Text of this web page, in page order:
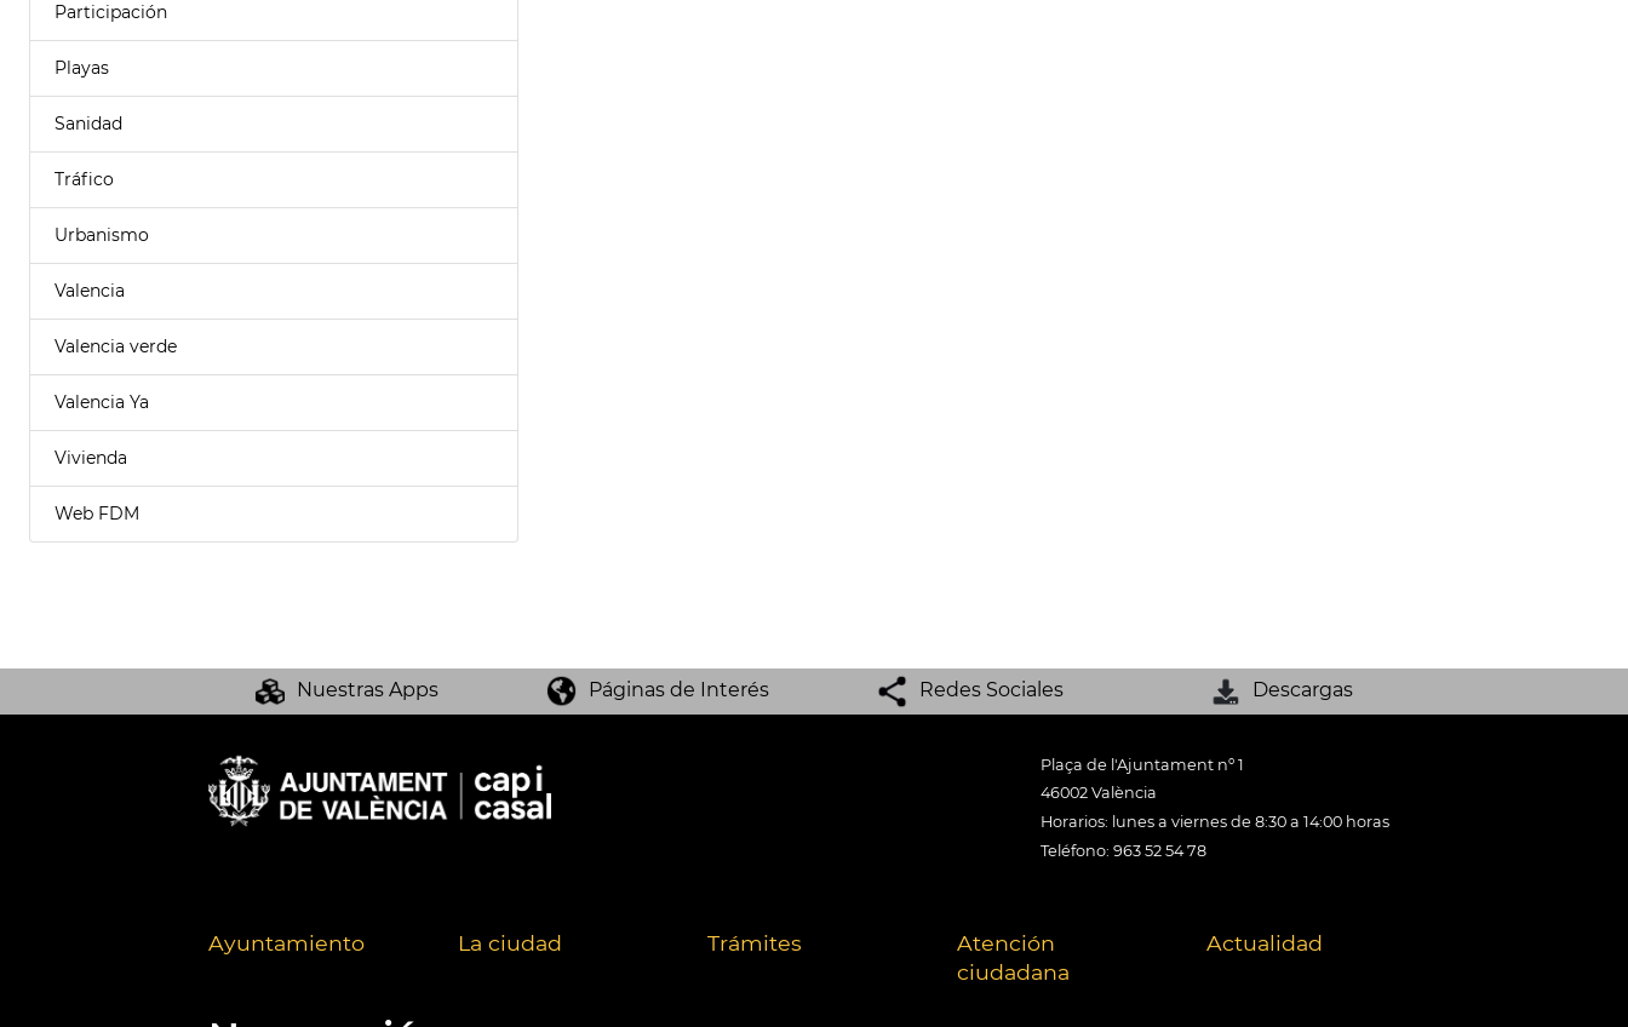
Participación
Playas
Sanidad
Tráfico
Urbanismo
Valencia
Valencia verde
Valencia Ya
Vivienda
Web FDM
Nuestras Apps Páginas de Interés Redes Sociales Descargas
Plaça de l'Ajuntament nº 1
46002 València
Horarios: lunes a viernes de 8:30 a 14:00 horas
Teléfono: 963 52 54 78
Ayuntamiento La ciudad Trámites
Atención
ciudadana
Actualidad